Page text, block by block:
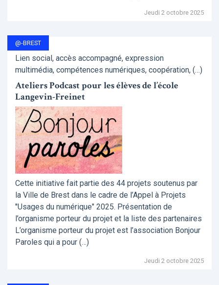
Jeudi 2 octobre 2025
@-BREST
Lien social, accès accompagné, expression
multimédia, compétences numériques, coopération, (…)
Ateliers Podcast pour les élèves de l’école
Langevin-Freinet
Cette initiative fait partie des 44 projets soutenus par
la Ville de Brest dans le cadre de l’Appel à Projets
"Usages du numérique" 2025. Présentation de
l’organisme porteur du projet et la liste des partenaires
L’organisme porteur du projet est l’association Bonjour
Paroles qui a pour (…)
Jeudi 2 octobre 2025